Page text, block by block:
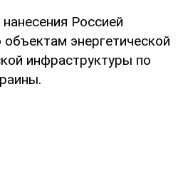
Россией
энергетической
инфраструктуры по